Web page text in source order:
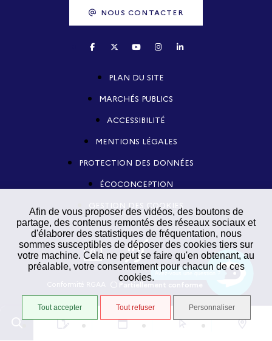
Afin de vous proposer des vidéos, des boutons de
partage, des contenus remontés des réseaux sociaux et
d'élaborer des statistiques de fréquentation, nous
sommes susceptibles de déposer des cookies tiers sur
votre machine. Cela ne peut se faire qu'en obtenant, au
préalable, votre consentement pour chacun de ces
cookies.
Tout accepter Tout refuser Personnaliser
NOUS CONTACTER
PLAN DU SITE
MARCHÉS PUBLICS
ACCESSIBILITÉ
MENTIONS LÉGALES
PROTECTION DES DONNÉES
ÉCOCONCEPTION
GESTION DES COOKIES
Avez-vous une question ?